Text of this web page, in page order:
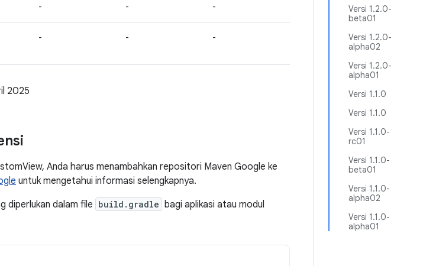
Versi 1.2.0-
beta01
Versi 1.2.0-
alpha02
Versi 1.2.0-
alpha01
Versi 1.1.0
Versi 1.1.0
Versi 1.1.0-
rc01
Versi 1.1.0-
beta01
Versi 1.1.0-
alpha02
Versi 1.1.0-
alpha01
- - -
- - -
2025
Anda harus menambahkan repositori Maven Google ke
untuk mengetahui informasi selengkapnya.
diperlukan dalam file build.gradle bagi aplikasi atau modul